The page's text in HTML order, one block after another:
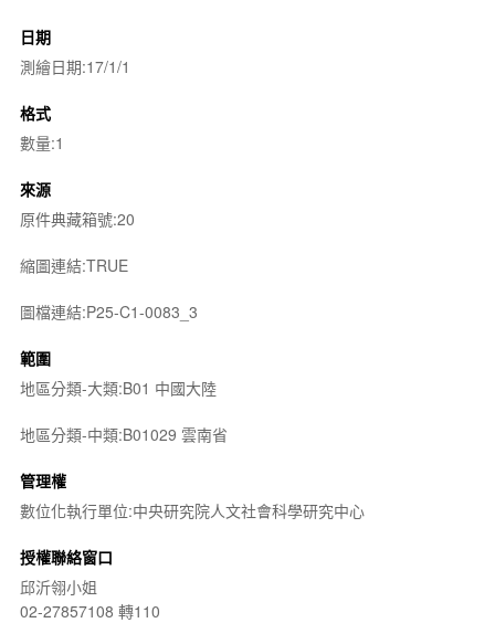
日期
測繪日期:17/1/1
格式
數量:1
來源
原件典藏箱號:20
縮圖連結:TRUE
圖檔連結:P25-C1-0083_3
範圍
地區分類-大類:B01 中國大陸
地區分類-中類:B01029 雲南省
管理權
數位化執行單位:中央研究院人文社會科學研究中心
授權聯絡窗口
邱沂翎小姐
02-27857108 轉110